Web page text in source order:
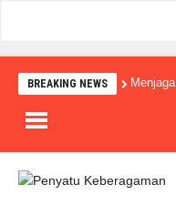
BREAKING NEWS